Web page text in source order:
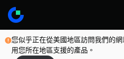
您似乎正在從美國地區訪問我們的
用您所在地區支援的產品。